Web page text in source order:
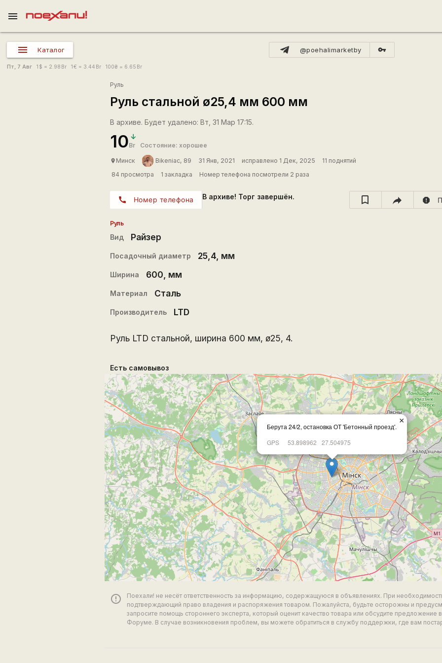
menu
Каталог @poehalimarketby vpn_key
Пт, 7 Авг 1 $ = 2.98 Br 1€ = 3.44 Br 100₴ = 6.65 Br
Руль
Руль стальной ø25,4 мм 600 мм
В архиве. Будет удалено: Вт, 31 Мар 17:15.
10Br Состояние: хорошее
place Минск Bikeniac, 89 31 Янв, 2021 исправлено 1 Дек, 2025
11 поднятий
84 просмотра
1 закладка Номер телефона посмотрели 2 раза
call Номер телефона В архиве! Торг завершён. report
Руль
Вид Райзер
Посадочный диаметр 25,4, мм
Ширина 600 , мм
Материал Сталь
Производитель LTD
Руль LTD стальной, ширина 600 мм, ø25, 4.
Есть самовывоз
Берута 24/2, остановка ОТ 'Бетонный проезд'.
GPS
53.898962 27.504975
×
error_outline
Поехали! не несёт ответственность за информацию, содержащуюся в объявлениях. При
подтверждающий право владения и распоряжения товаром. Пожалуйста, будьте осторожны и
запросите помощь стороннего эксперта, который оценит качество товара или обсудите предложение
Форуме. В случае возникновения проблем, вы можете обратиться в службу поддержки, где вам